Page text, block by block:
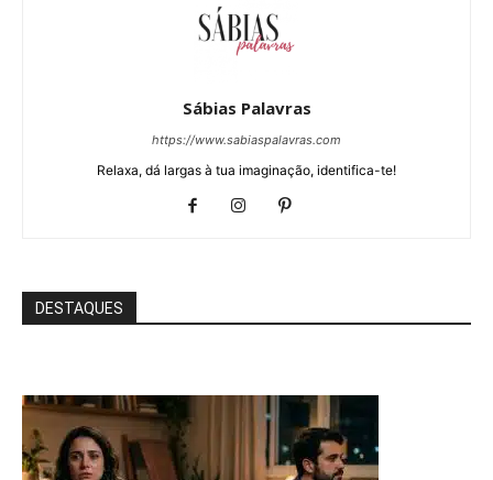
Sábias Palavras
https://www.sabiaspalavras.com
Relaxa, dá largas à tua imaginação, identifica-te!
DESTAQUES